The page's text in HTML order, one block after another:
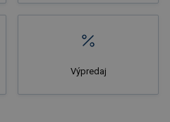
Výpredaj